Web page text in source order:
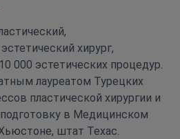
хирург,
000 эстетических процедур.
лауреатом Турецких
пластической хирургии и
в Медицинском
штат Техас.